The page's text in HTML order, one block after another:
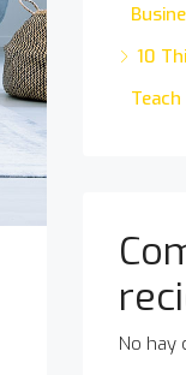
10
No hay